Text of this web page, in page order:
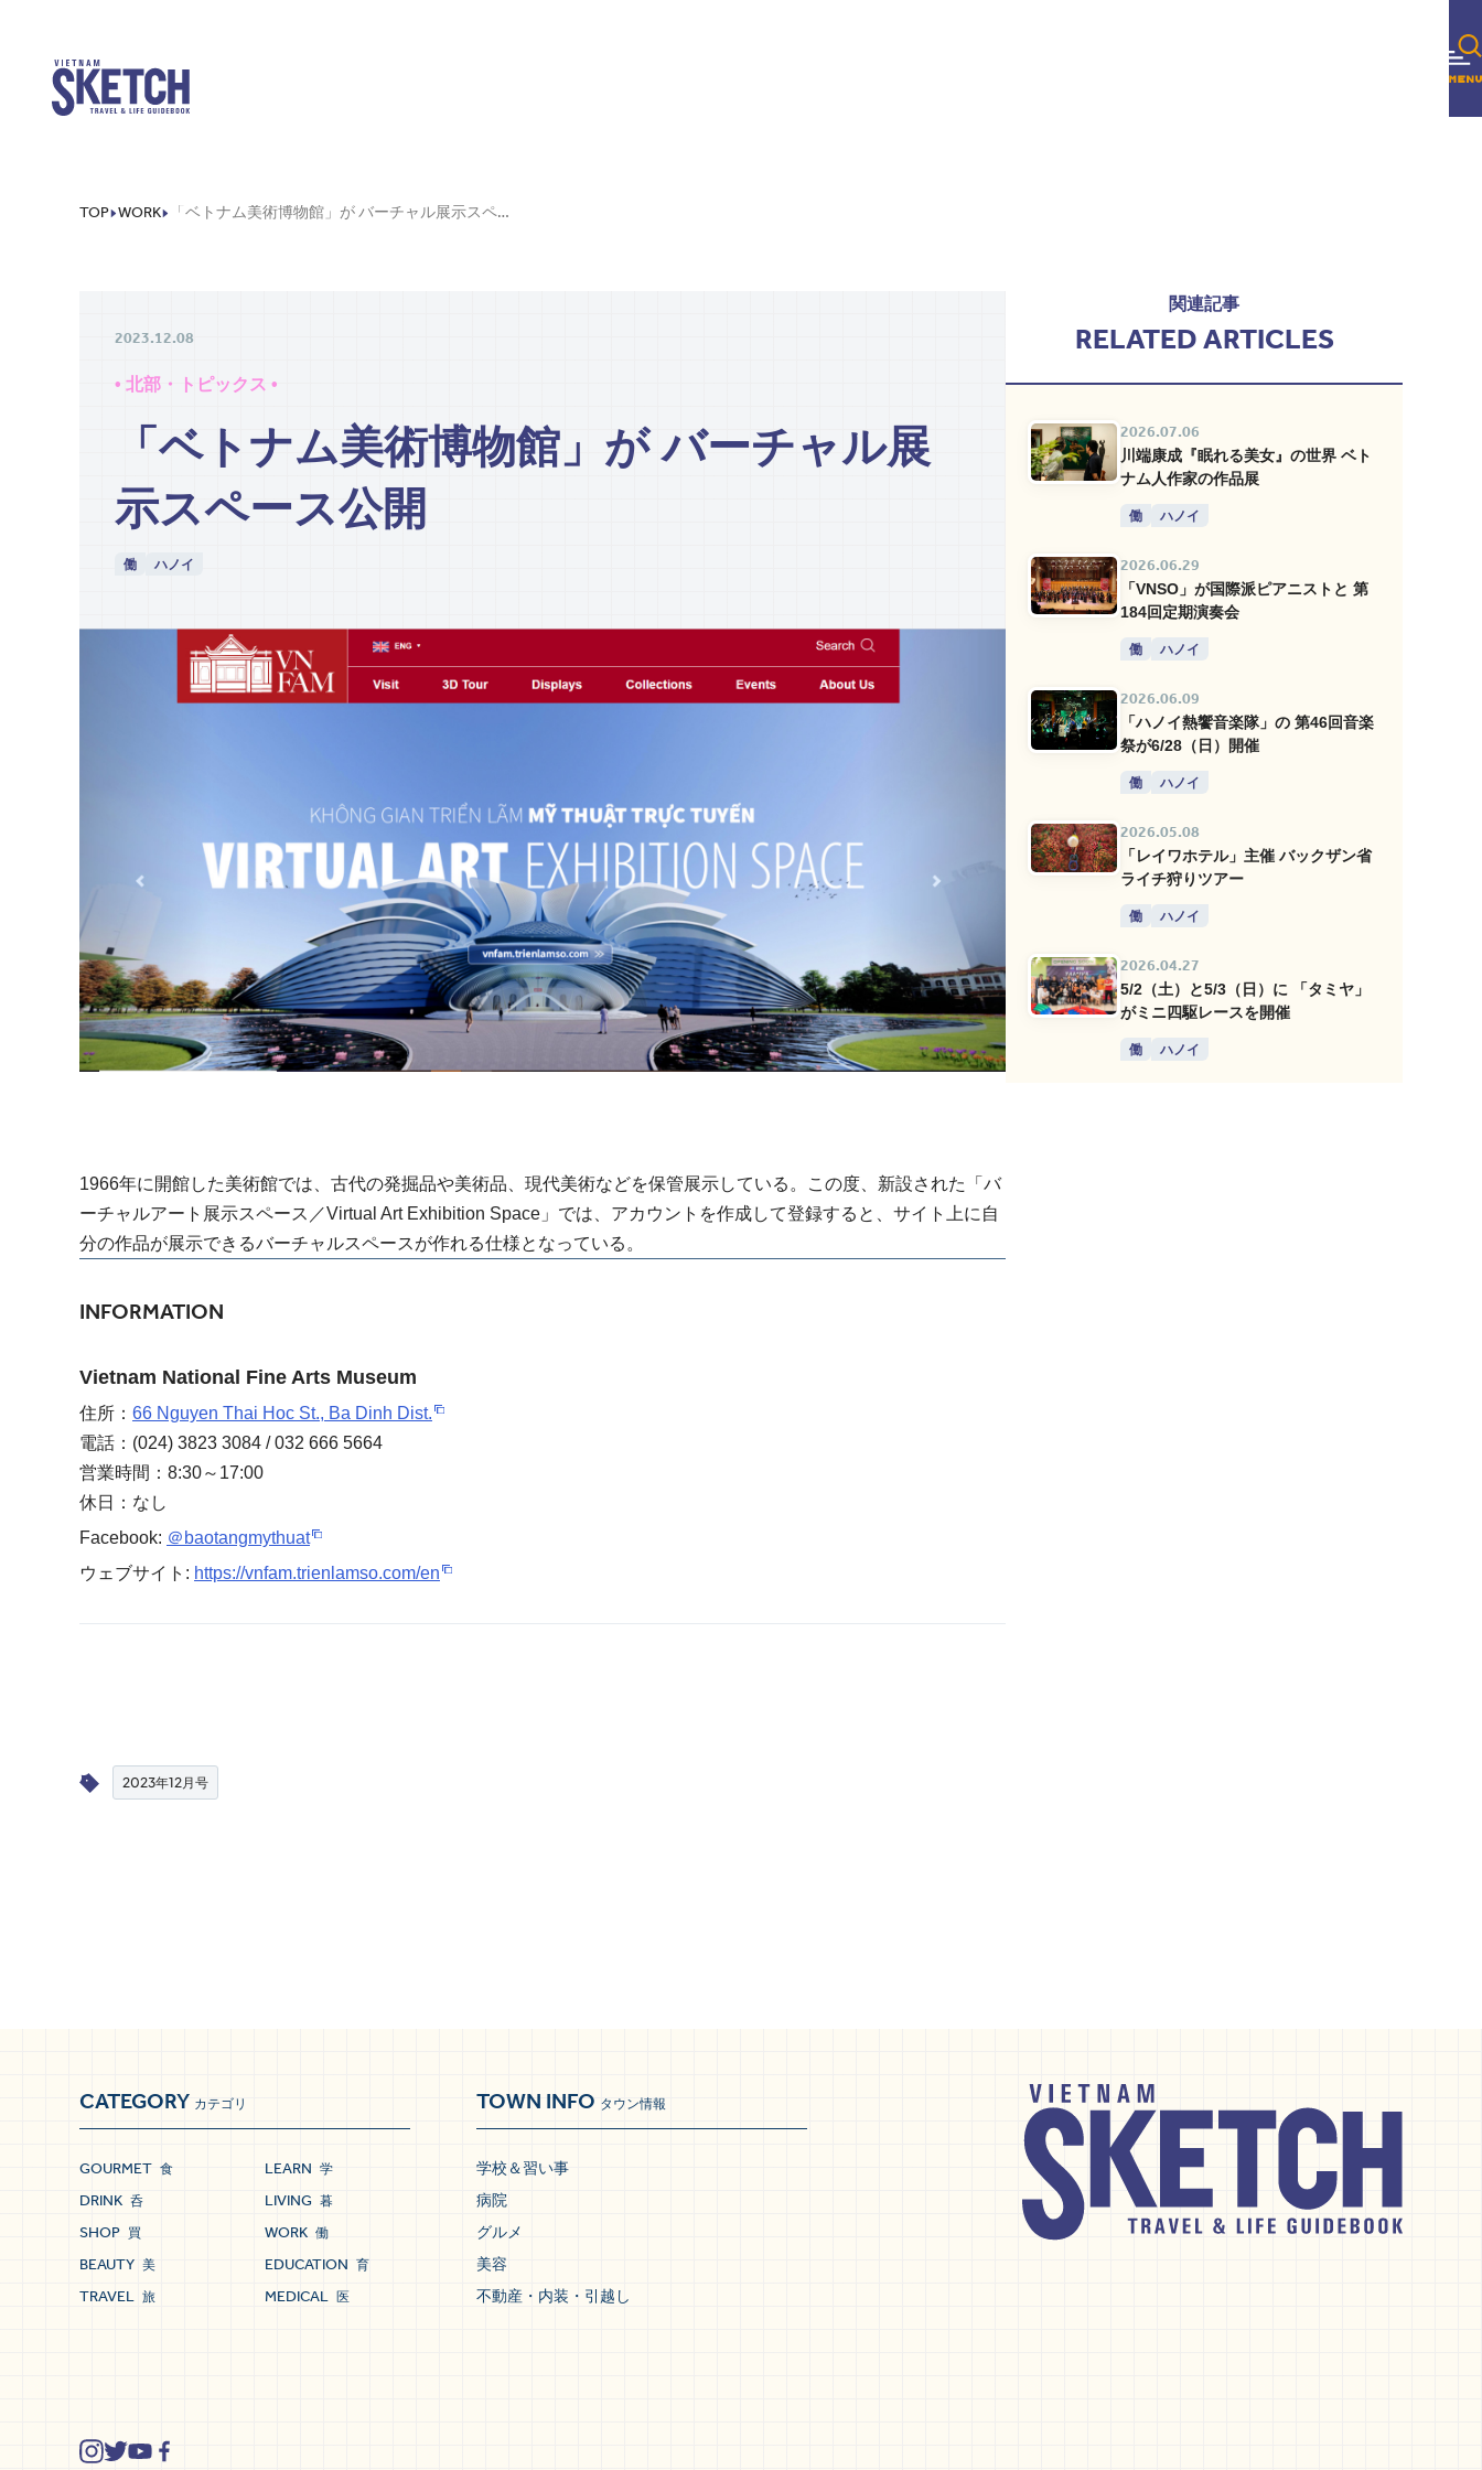
TOP WORK 「ベトナム美術博物館」が バーチャル展示スペース公開
2023.12.08
• 北部・トピックス •
「ベトナム美術博物館」が バーチャル展
示スペース公開
働 ハノイ
1966年に開館した美術館では、古代の発掘品や美術品、現代美術などを保管展示している。この度、新設された「バ
ーチャルアート展示スペース／Virtual Art Exhibition Space」では、アカウントを作成して登録すると、サイト上に自
分の作品が展示できるバーチャルスペースが作れる仕様となっている。
INFORMATION
Vietnam National Fine Arts Museum
住所： 66 Nguyen Thai Hoc St., Ba Dinh Dist.
電話：(024) 3823 3084 / 032 666 5664
営業時間：8:30～17:00
休日：なし
Facebook: ＠baotangmythuat
ウェブサイト: https://vnfam.trienlamso.com/en
2023年12月号
関連記事
RELATED ARTICLES
2026.07.06
川端康成『眠れる美女』の世界 ベト
ナム人作家の作品展
働 ハノイ
2026.06.29
「VNSO」が国際派ピアニストと 第
184回定期演奏会
働 ハノイ
2026.06.09
「ハノイ熱饗音楽隊」の 第46回音楽
祭が6/28（日）開催
働 ハノイ
2026.05.08
「レイワホテル」主催 バックザン省
ライチ狩りツアー
働 ハノイ
2026.04.27
5/2（土）と5/3（日）に 「タミヤ」
がミニ四駆レースを開催
働 ハノイ
CATEGORY カテゴリ
GOURMET 食
DRINK 呑
SHOP 買
BEAUTY 美
TRAVEL 旅
LEARN 学
LIVING 暮
WORK 働
EDUCATION 育
MEDICAL 医
TOWN INFO タウン情報
学校＆習い事
病院
グルメ
美容
不動産・内装・引越し